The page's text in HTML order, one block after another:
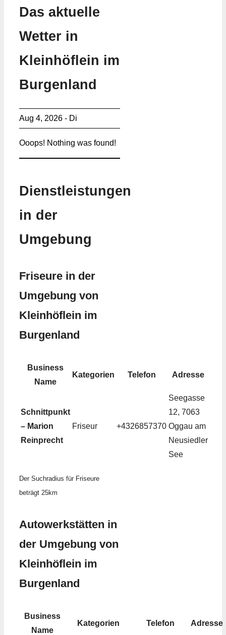
Das aktuelle
Wetter in
Kleinhöflein im
Burgenland
Aug 4, 2026 - Di
Ooops! Nothing was found!
Dienstleistungen
in der
Umgebung
Friseure in der
Umgebung von
Kleinhöflein im
Burgenland
Business
Name
Kategorien Telefon Adresse
Schnittpunkt
– Marion
Reinprecht
Friseur +4326857370
Seegasse
12, 7063
Oggau am
Neusiedler
See
Der Suchradius für Friseure
beträgt 25km
Autowerkstätten in
der Umgebung von
Kleinhöflein im
Burgenland
Business
Name
Kategorien Telefon Adresse